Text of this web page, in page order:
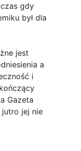
gdy
był dla
jest
a
i
Gazeta
jej nie